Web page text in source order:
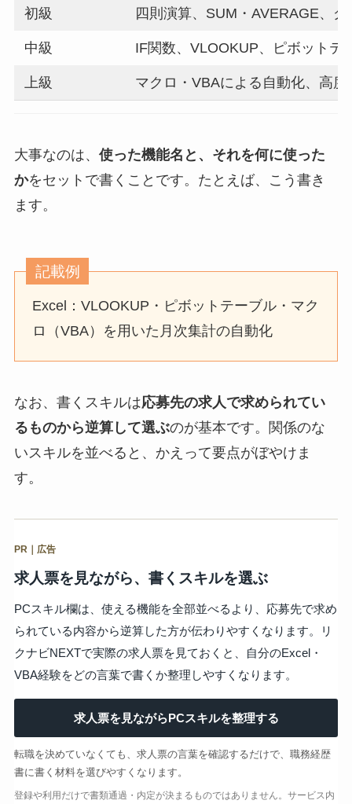
初級 四則演算、SUM・AVERAGE、グ
中級 IF関数、VLOOKUP、ピボットテ
上級 マクロ・VBAによる自動化、高
大事なのは、 使った機能名と、それを何に使った
かをセットで書くことです。たとえば、こう書き
ます。
記載例
Excel：VLOOKUP・ピボットテーブル・マク
ロ（VBA）を用いた月次集計の自動化
なお、書くスキルは応募先の求人で求められてい
るものから逆算して選ぶのが基本です。関係のな
いスキルを並べると、かえって要点がぼやけま
す。
PR｜広告
求人票を見ながら、書くスキルを選ぶ
PCスキル欄は、使える機能を全部並べるより、応募先で求め
られている内容から逆算した方が伝わりやすくなります。リ
クナビNEXTで実際の求人票を見ておくと、自分のExcel・
VBA経験をどの言葉で書くか整理しやすくなります。
求人票を見ながらPCスキルを整理する
転職を決めていなくても、求人票の言葉を確認するだけで、職務経歴
書に書く材料を選びやすくなります。
登録や利用だけで書類通過・内定が決まるものではありません。サービス内